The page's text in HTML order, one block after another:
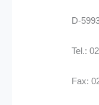
D-
Tel.:
Fax: